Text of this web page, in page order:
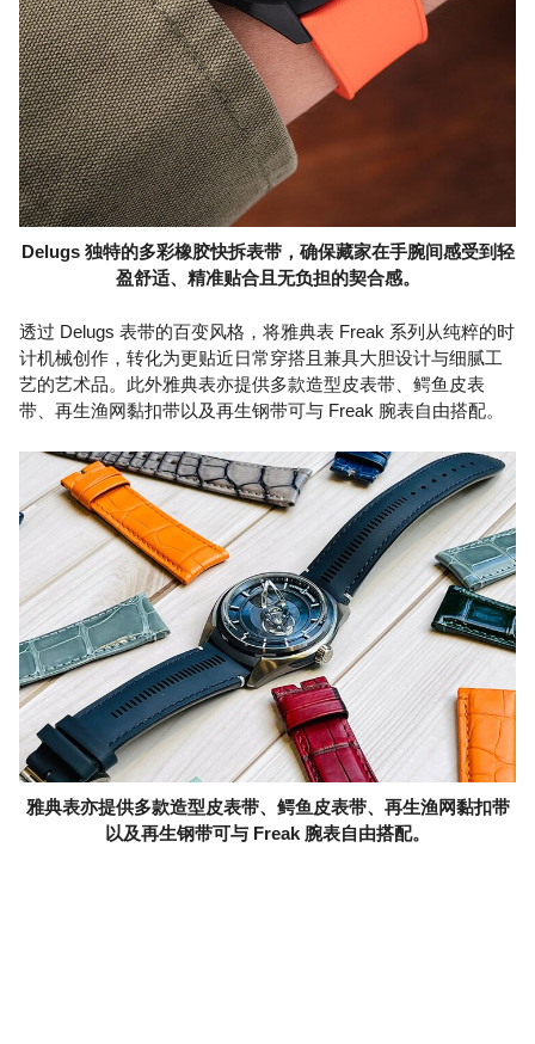
Delugs 独特的多彩橡胶快拆表带，确保藏家在手腕间感受到轻
盈舒适、精准贴合且无负担的契合感。
透过 Delugs 表带的百变风格，将雅典表 Freak 系列从纯粹的时
计机械创作，转化为更贴近日常穿搭且兼具大胆设计与细腻工
艺的艺术品。此外雅典表亦提供多款造型皮表带、鳄鱼皮表
带、再生渔网黏扣带以及再生钢带可与 Freak 腕表自由搭配。
雅典表亦提供多款造型皮表带、鳄鱼皮表带、再生渔网黏扣带
以及再生钢带可与 Freak 腕表自由搭配。